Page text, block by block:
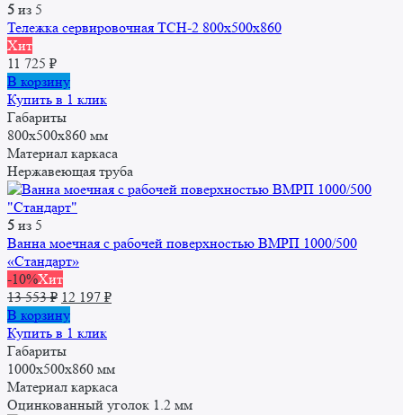
5 из 5
Тележка сервировочная ТСН-2 800х500х860
Хит
11 725 ₽
В корзину
Купить в 1 клик
Габариты
800х500х860 мм
Материал каркаса
Нержавеющая труба
5 из 5
Ванна моечная с рабочей поверхностью ВМРП 1000/500
«Стандарт»
-10%Хит
13 553₽ Первоначальная
цена
составляла
13
553 ₽.
12 197 ₽Текущая
В корзину
Купить в 1 клик
Габариты
1000x500x860 мм
Материал каркаса
Оцинкованный уголок 1.2 мм